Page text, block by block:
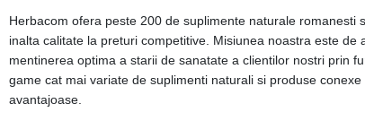
Herbacom ofera peste 200 de suplimente naturale romanesti
inalta calitate la preturi competitive. Misiunea noastra este de
mentinerea optima a starii de sanatate a clientilor nostri prin
game cat mai variate de suplimenti naturali si produse
avantajoase.